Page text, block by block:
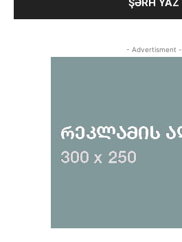
- Advertisment -